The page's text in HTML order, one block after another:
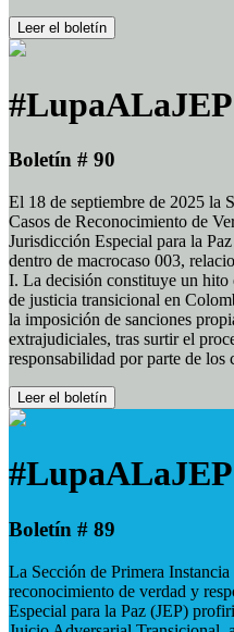
Leer el boletín
#LupaALaJEP
Boletín # 90
El 18 de septiembre de 2025 la
Casos de Reconocimiento de
Jurisdicción Especial para la
dentro de macrocaso 003,
I. La decisión constituye un
de justicia transicional en
la imposición de sanciones
extrajudiciales, tras surtir el
responsabilidad por parte de los
Leer el boletín
#LupaALaJEP
Boletín # 89
La Sección de Primera Instancia
reconocimiento de verdad y
Especial para la Paz (JEP)